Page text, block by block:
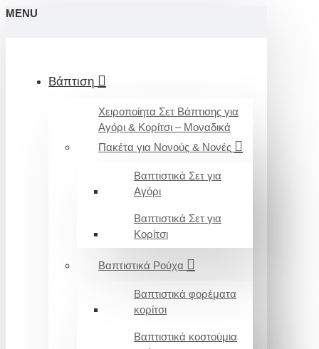
MENU
Βάπτιση
Χειροποίητα Σετ Βάπτισης για
Αγόρι & Κορίτσι – Μοναδικά
Πακέτα για Νονούς & Νονές
Βαπτιστικά Σετ για
Αγόρι
Βαπτιστικά Σετ για
Κορίτσι
Βαπτιστικά Ρούχα
Βαπτιστικά φορέματα
κορίτσι
Βαπτιστικά κοστούμια